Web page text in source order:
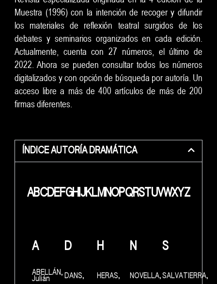
Muestra (1996) con la intención de recoger y difundir
los materiales de reflexión teatral surgidos de los
debates y seminarios organizados en cada edición.
Actualmente, cuenta con 27 números, el último de
2022. Ahora se pueden consultar todos los números
digitalizados y con opción de búsqueda por autoría. Un
acceso libre a más de 400 artículos de más de 200
firmas diferentes.
ÍNDICE AUTORÍA DRAMÁTICA
ABCDEFGHIJKLMNOPQRST UVWXYZ
A
ABELLÁN,
Julián
D
DANS,
H
HERAS,
N
NOVELLA,
S
SALVATIERRA,